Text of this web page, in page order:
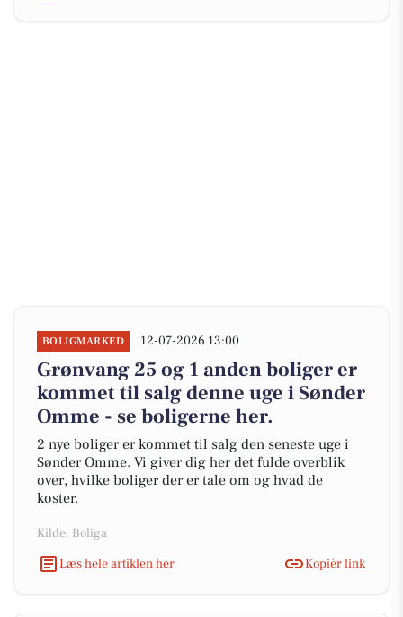
BOLIGMARKED 12-07-2026 13:00
Grønvang 25 og 1 anden boliger er
kommet til salg denne uge i Sønder
Omme - se boligerne her.
2 nye boliger er kommet til salg den seneste uge i
Sønder Omme. Vi giver dig her det fulde overblik
over, hvilke boliger der er tale om og hvad de
koster.
Kilde: Boliga
Læs hele artiklen her
Kopiér link